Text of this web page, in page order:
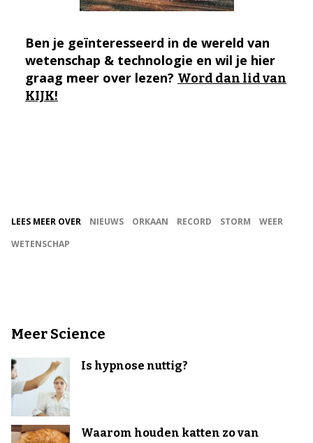
Ben je geïnteresseerd in de wereld van
wetenschap & technologie en wil je hier
graag meer over lezen? Word dan lid van
KIJK!
LEES MEER OVER NIEUWS ORKAAN RECORD STORM
WEER
WETENSCHAP
Meer Science
Is hypnose nuttig?
Waarom houden katten zo van